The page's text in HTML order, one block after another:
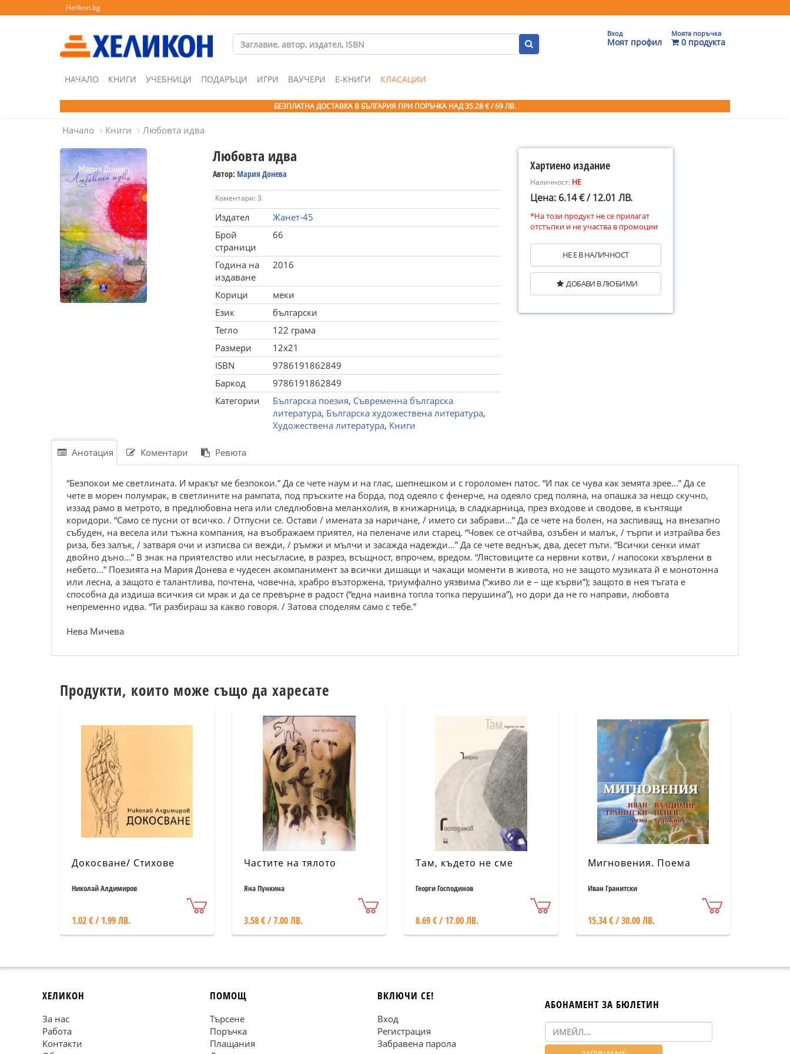
Helikon.bg
Вход
Моят профил
Моята поръчка
0 продукта
НАЧАЛО КНИГИ УЧЕБНИЦИ ПОДАРЪЦИ ИГРИ ВАУЧЕРИ Е-КНИГИ КЛАСАЦИИ
БЕЗПЛАТНА ДОСТАВКА В БЪЛГАРИЯ ПРИ ПОРЪЧКА НАД 35.28 € / 69 ЛВ.
Начало Книги Любовта идва
Любовта идва
Автор: Мария Донева
Коментари: 3
Издател
Жанет-45
Брой
страници
66
Година на
издаване
2016
Корици
меки
Език
български
Тегло
122 грама
Размери
12x21
ISBN
9786191862849
Баркод
9786191862849
Категории
Българска поезия, Съвременна българска
литература, Българска художествена литература,
Художествена литература, Книги
Хартиено издание
Наличност: НЕ
Цена: 6.14 € / 12.01 ЛВ.
*На този продукт не се прилагат
отстъпки и не участва в промоции
НЕ Е В НАЛИЧНОСТ
ДОБАВИ В ЛЮБИМИ
Анотация Коментари Ревюта
“Безпокои ме светлината. И мракът ме безпокои.” Да се чете наум и на глас, шепнешком и с гороломен патос. “И пак се чува как земята зрее...” Да се
чете в морен полумрак, в светлините на рампата, под пръските на борда, под одеяло с фенерче, на одеяло сред поляна, на опашка за нещо скучно,
иззад рамо в метрото, в предлюбовна нега или следлюбовна меланхолия, в книжарница, в сладкарница, през входове и сводове, в кънтящи
коридори. “Само се пусни от всичко. / Отпусни се. Остави / имената за наричане, / името си забрави...” Да се чете на болен, на заспиващ, на внезапно
събуден, на весела или тъжна компания, на въображаем приятел, на пеленаче или старец. “Човек се отчайва, озъбен и малък, / търпи и изтрайва без
риза, без залък, / затваря очи и изписва си вежди, / ръмжи и мълчи и засажда надежди...” Да се чете веднъж, два, десет пъти. “Всички сенки имат
двойно дъно...” В знак на приятелство или несъгласие, в разрез, всъщност, впрочем, вредом. “Лястовиците са нервни котви, / напосоки хвърлени в
небето...” Поезията на Мария Донева е чудесен акомпанимент за всички дишащи и чакащи моменти в живота, но не защото музиката й е монотонна
или лесна, а защото е талантлива, почтена, човечна, храбро възторжена, триумфално уязвима (“живо ли е – ще кърви”); защото в нея тъгата е
способна да издиша всичкия си мрак и да се превърне в радост (“една наивна топла топка перушина”), но дори да не го направи, любовта
непременно идва. “Ти разбираш за какво говоря. / Затова споделям само с тебе.”
Нева Мичева
Продукти, които може също да харесате
Докосване/ Стихове
Николай Алдимиров
1.02 € / 1.99 ЛВ.
Частите на тялото
Яна Пункина
3.58 € / 7.00 ЛВ.
Там, където не сме
Георги Господинов
8.69 € / 17.00 ЛВ.
Мигновения. Поема
Иван Гранитски
15.34 € / 30.00 ЛВ.
ХЕЛИКОН
За нас
Работа
Контакти
ПОМОЩ
Търсене
Поръчка
Плащания
ВКЛЮЧИ СЕ!
Вход
Регистрация
Забравена парола
АБОНАМЕНТ ЗА БЮЛЕТИН